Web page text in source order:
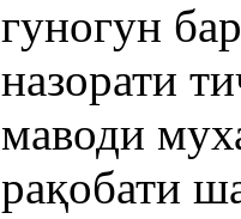
гуногун
назорати
маводи
рақобати